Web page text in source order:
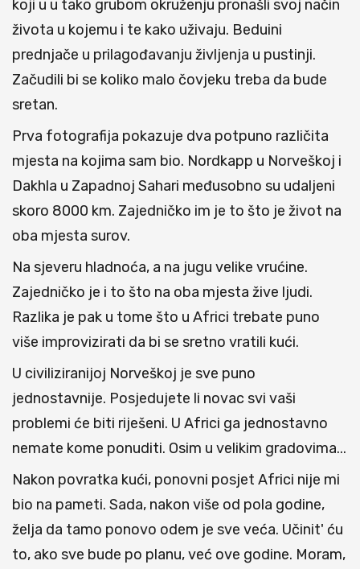
koji u u tako grubom okruženju pronašli svoj način
života u kojemu i te kako uživaju. Beduini
prednjače u prilagođavanju življenja u pustinji.
Začudili bi se koliko malo čovjeku treba da bude
sretan.
Prva fotografija pokazuje dva potpuno različita
mjesta na kojima sam bio. Nordkapp u Norveškoj i
Dakhla u Zapadnoj Sahari međusobno su udaljeni
skoro 8000 km. Zajedničko im je to što je život na
oba mjesta surov.
Na sjeveru hladnoća, a na jugu velike vrućine.
Zajedničko je i to što na oba mjesta žive ljudi.
Razlika je pak u tome što u Africi trebate puno
više improvizirati da bi se sretno vratili kući.
U civiliziranijoj Norveškoj je sve puno
jednostavnije. Posjedujete li novac svi vaši
problemi će biti riješeni. U Africi ga jednostavno
nemate kome ponuditi. Osim u velikim gradovima...
Nakon povratka kući, ponovni posjet Africi nije mi
bio na pameti. Sada, nakon više od pola godine,
želja da tamo ponovo odem je sve veća. Učinit' ću
to, ako sve bude po planu, već ove godine. Moram,